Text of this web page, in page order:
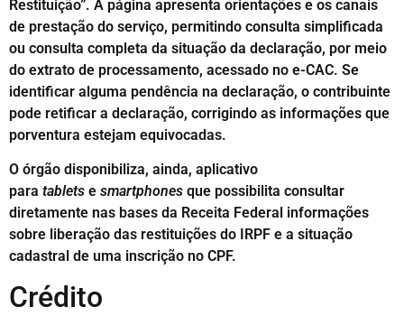
Restituição”. A página apresenta orientações e os canais
de prestação do serviço, permitindo consulta simplificada
ou consulta completa da situação da declaração, por meio
do extrato de processamento, acessado no e-CAC. Se
identificar alguma pendência na declaração, o contribuinte
pode retificar a declaração, corrigindo as informações que
porventura estejam equivocadas.
O órgão disponibiliza, ainda, aplicativo
para tablets e smartphones que possibilita consultar
diretamente nas bases da Receita Federal informações
sobre liberação das restituições do IRPF e a situação
cadastral de uma inscrição no CPF.
Crédito